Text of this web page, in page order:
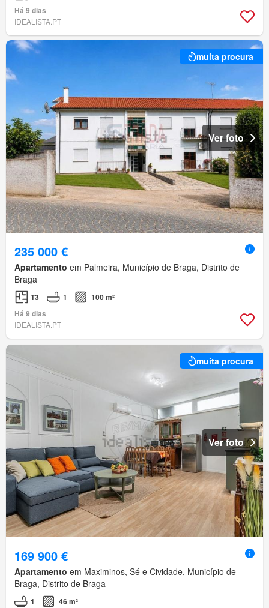
Há 9 dias
IDEALISTA.PT
muita procura
Ver foto
235 000 €
Apartamento em Palmeira, Município de Braga, Distrito de
Braga
T3 1
100 m²
Há 9 dias
IDEALISTA.PT
muita procura
Ver foto
169 900 €
Apartamento em Maximinos, Sé e Cividade, Município de
Braga, Distrito de Braga
1
46 m²